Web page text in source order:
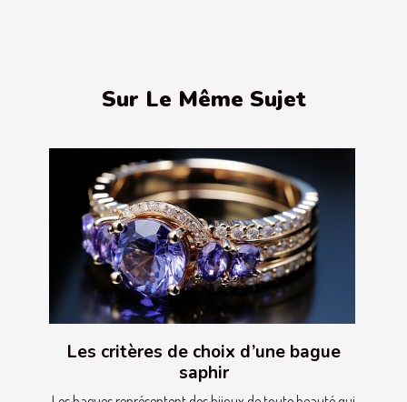
Sur Le Même Sujet
Les critères de choix d’une bague
saphir